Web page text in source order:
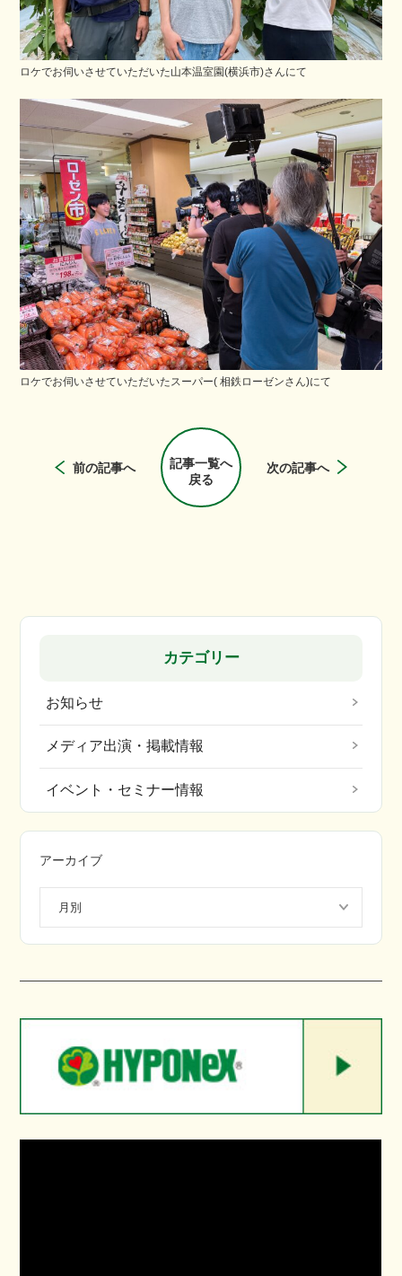
ロケでお伺いさせていただいた山本温室園(横浜市)さんにて
ロケでお伺いさせていただいたスーパー( 相鉄ローゼンさん)にて
前の記事へ
記事一覧へ
戻る
次の記事へ
カテゴリー
お知らせ
メディア出演・掲載情報
イベント・セミナー情報
アーカイブ